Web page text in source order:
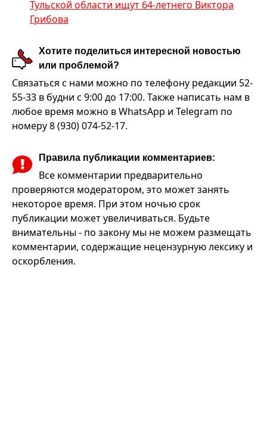
Тульской области ищут 64-летнего Виктора
Грибова
Хотите поделиться интересной новостью
или проблемой?
Связаться с нами можно по телефону редакции 52-
55-33 в будни с 9:00 до 17:00. Также написать нам в
любое время можно в WhatsApp и Telegram по
номеру 8 (930) 074-52-17.
Правила публикации комментариев:
Все комментарии предварительно
проверяются модератором, это может занять
некоторое время. При этом ночью срок
публикации может увеличиваться. Будьте
внимательны - по закону мы не можем размещать
комментарии, содержащие нецензурную лексику и
оскорбления.